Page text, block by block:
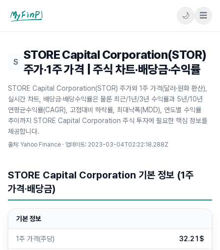
마이핀플
🌙 ☰
S
STORE Capital Corporation(STOR)
주가·1주 가격 | 주식 차트·배당금·수익률
STORE Capital Corporation(STOR) 주가와 1주 가격(달러·원화 환산),
실시간 차트, 배당금·배당수익률은 물론 최근/1년/3년 수익률과 5년/10년
연평균수익률(CAGR), 고점대비 하락률, 최대낙폭(MDD), 연도별 수익률
추이까지 STORE Capital Corporation 주식 투자에 필요한 핵심 정보를
제공합니다.
출처: Yahoo Finance · 업데이트: 2023-03-04T02:22:18.288Z
STORE Capital Corporation 기본 정보 (1주
가격·배당금)
기본 정보
1주 가격(주당) 32.21$